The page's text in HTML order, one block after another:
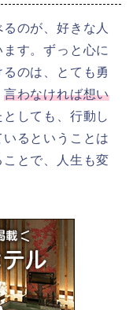
のが、好きな人
す。ずっと心に
のは、とても勇
言わなければ想い
しても、行動し
るということは
とで、人生も変